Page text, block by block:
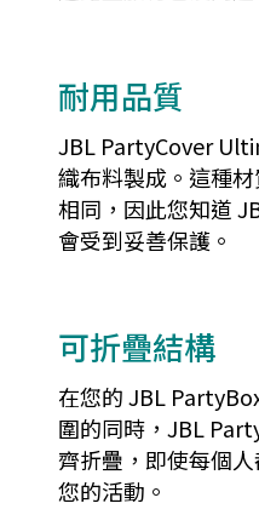
耐用品質
JBL PartyCover
織布料製成。這種
相同，因此您知道
會受到妥善保護。
可折疊結構
在您的 JBL
圍的同時，JBL
齊折疊，即使每個
您的活動。